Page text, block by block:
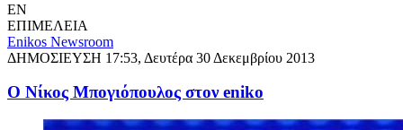
EN
ΕΠΙΜΕΛΕΙΑ
Enikos Newsroom
ΔΗΜΟΣΙΕΥΣΗ 17:53, Δευτέρα 30 Δεκεμβρίου 2013
Ο Νίκος Μπογιόπουλος στον eniko